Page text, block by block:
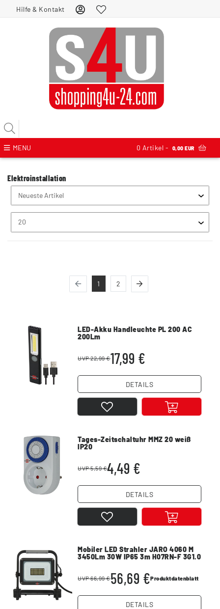
Hilfe & Kontakt
MENU 0 Artikel - 0,00 EUR
Elektroinstallation
1 2
LED-Akku Handleuchte PL 200 AC
200Lm
UVP 22,99 €17,99 €
DETAILS
Tages-Zeitschaltuhr MMZ 20 weiß
IP20
UVP 5,59 €4,49 €
DETAILS
Mobiler LED Strahler JARO 4060 M
3450Lm 30W IP65 3m H07RN-F 3G1.0
Produktdatenblatt
UVP 66,99 €56,69 €
DETAILS